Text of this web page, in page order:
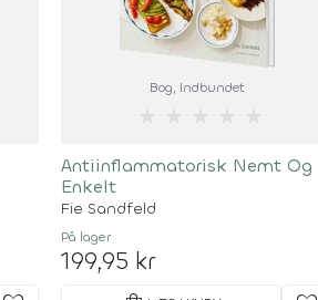
Bog, Indbundet
Antiinflammatorisk Nemt Og
Enkelt
Fie Sandfeld
På lager
199,95 kr